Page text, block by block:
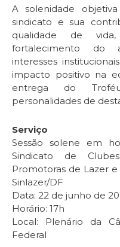
A solenidade
sindicato e sua
qualidade de
fortalecimento do
interesses
impacto positivo na
entrega do
personalidades de
Serviço
Sessão solene em
Sindicato de
Promotoras de Lazer
Sinlazer/DF
Data: 22 de junho de
Horário: 17h
Local: Plenário da
Federal